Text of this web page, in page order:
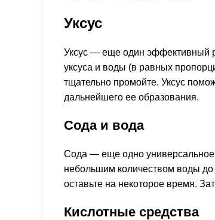
Уксус
Уксус — еще один эффективный
уксуса и воды (в равных
тщательно промойте. Уксус
дальнейшего ее образования.
Сода и вода
Сода — еще одно универсальное
небольшим количеством воды до
оставьте на некоторое время.
Кислотные средства